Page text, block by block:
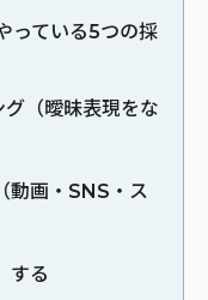
っている5つの採
（曖昧表現をな
動画・SNS・ス
する